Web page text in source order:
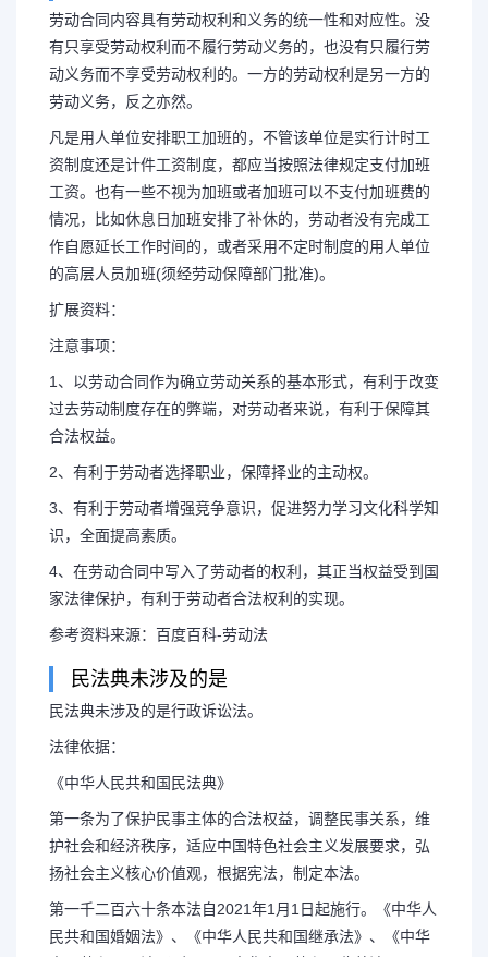
劳动合同内容具有劳动权利和义务的统一性和对应性。没
有只享受劳动权利而不履行劳动义务的，也没有只履行劳
动义务而不享受劳动权利的。一方的劳动权利是另一方的
劳动义务，反之亦然。
凡是用人单位安排职工加班的，不管该单位是实行计时工
资制度还是计件工资制度，都应当按照法律规定支付加班
工资。也有一些不视为加班或者加班可以不支付加班费的
情况，比如休息日加班安排了补休的，劳动者没有完成工
作自愿延长工作时间的，或者采用不定时制度的用人单位
的高层人员加班(须经劳动保障部门批准)。
扩展资料：
注意事项：
1、以劳动合同作为确立劳动关系的基本形式，有利于改变
过去劳动制度存在的弊端，对劳动者来说，有利于保障其
合法权益。
2、有利于劳动者选择职业，保障择业的主动权。
3、有利于劳动者增强竞争意识，促进努力学习文化科学知
识，全面提高素质。
4、在劳动合同中写入了劳动者的权利，其正当权益受到国
家法律保护，有利于劳动者合法权利的实现。
参考资料来源：百度百科-劳动法
民法典未涉及的是
民法典未涉及的是行政诉讼法。
法律依据：
《中华人民共和国民法典》
第一条为了保护民事主体的合法权益，调整民事关系，维
护社会和经济秩序，适应中国特色社会主义发展要求，弘
扬社会主义核心价值观，根据宪法，制定本法。
第一千二百六十条本法自2021年1月1日起施行。《中华人
民共和国婚姻法》、《中华人民共和国继承法》、《中华